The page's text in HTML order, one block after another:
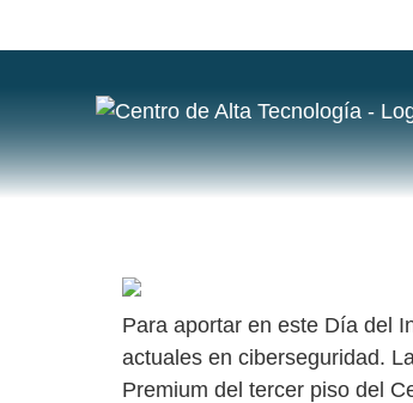
Para aportar en este Día del
actuales en ciberseguridad.
Premium del tercer piso del